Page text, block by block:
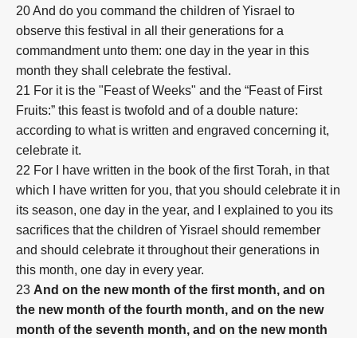
20 And do you command the children of Yisrael to
observe this festival in all their generations for a
commandment unto them: one day in the year in this
month they shall celebrate the festival.
21 For it is the "Feast of Weeks" and the “Feast of First
Fruits:” this feast is twofold and of a double nature:
according to what is written and engraved concerning it,
celebrate it.
22 For I have written in the book of the first Torah, in that
which I have written for you, that you should celebrate it in
its season, one day in the year, and I explained to you its
sacrifices that the children of Yisrael should remember
and should celebrate it throughout their generations in
this month, one day in every year.
23 And on the new month of the first month, and on
the new month of the fourth month, and on the new
month of the seventh month, and on the new month